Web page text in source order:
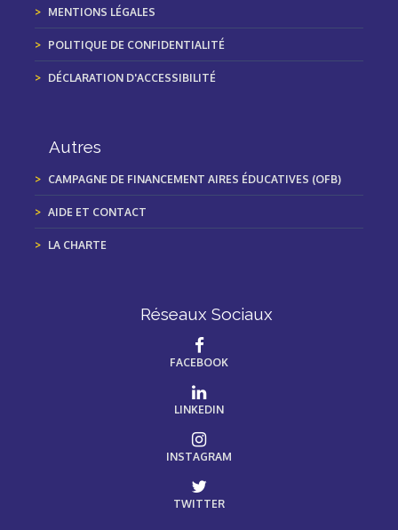
MENTIONS LÉGALES
POLITIQUE DE CONFIDENTIALITÉ
DÉCLARATION D'ACCESSIBILITÉ
Autres
CAMPAGNE DE FINANCEMENT AIRES ÉDUCATIVES (OFB)
AIDE ET CONTACT
LA CHARTE
Réseaux Sociaux
FACEBOOK
LINKEDIN
INSTAGRAM
TWITTER